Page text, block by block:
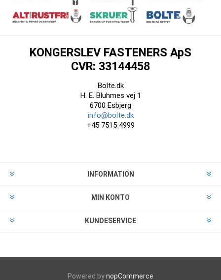
KONGERSLEV FASTENERS ApS
CVR: 33144458
Bolte.dk
H. E. Bluhmes vej 1
6700 Esbjerg
info@bolte.dk
+45 7515 4999
INFORMATION
MIN KONTO
KUNDESERVICE
Powered bynopCommerce